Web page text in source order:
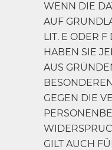
WENN DIE
AUF
LIT. E ODER F
HABEN SIE
AUS
GEGEN DIE
GILT AUCH